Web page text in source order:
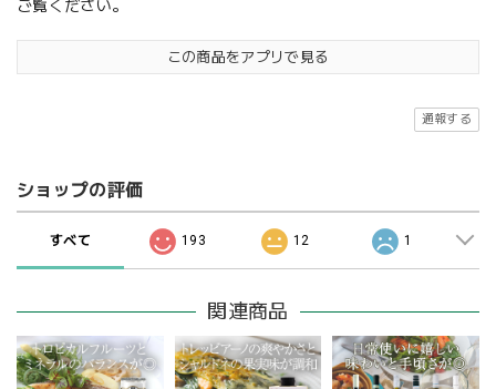
ご覧ください。
この商品をアプリで見る
通報する
ショップの評価
すべて 193 12 1
関連商品